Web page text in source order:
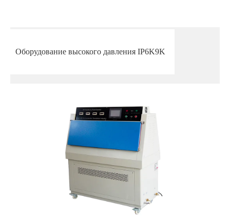
Оборудование высокого давления IP6K9K